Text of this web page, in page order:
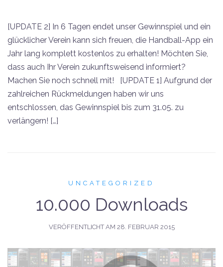
[UPDATE 2] In 6 Tagen endet unser Gewinnspiel und ein
glücklicher Verein kann sich freuen, die Handball-App ein
Jahr lang komplett kostenlos zu erhalten! Möchten Sie,
dass auch Ihr Verein zukunftsweisend informiert?
Machen Sie noch schnell mit! [UPDATE 1] Aufgrund der
zahlreichen Rückmeldungen haben wir uns
entschlossen, das Gewinnspiel bis zum 31.05. zu
verlängern! […]
UNCATEGORIZED
10.000 Downloads
VERÖFFENTLICHT AM 28. FEBRUAR 2015